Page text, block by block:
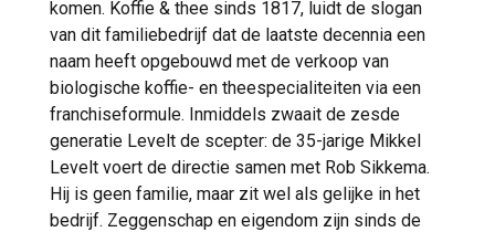
komen. Koffie & thee sinds 1817, luidt de slogan
van dit familiebedrijf dat de laatste decennia een
naam heeft opgebouwd met de verkoop van
biologische koffie- en theespecialiteiten via een
franchiseformule. Inmiddels zwaait de zesde
generatie Levelt de scepter: de 35-jarige Mikkel
Levelt voert de directie samen met Rob Sikkema.
Hij is geen familie, maar zit wel als gelijke in het
bedrijf. Zeggenschap en eigendom zijn sinds de